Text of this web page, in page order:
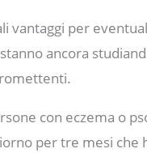
vantaggi per
ancora
con eczema o
per tre mesi